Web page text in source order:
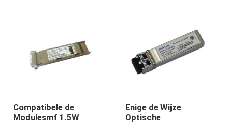
Nvidia AI-producten
de Module van 100G QSFP28
Compatibele de
Modulesmf 1.5W
Enige de Wijze
Optische